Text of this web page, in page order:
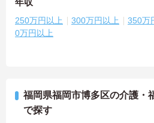
年収
250万円以上 300万円以上 350万
0万円以上
福岡県福岡市博多区の介護・
で探す